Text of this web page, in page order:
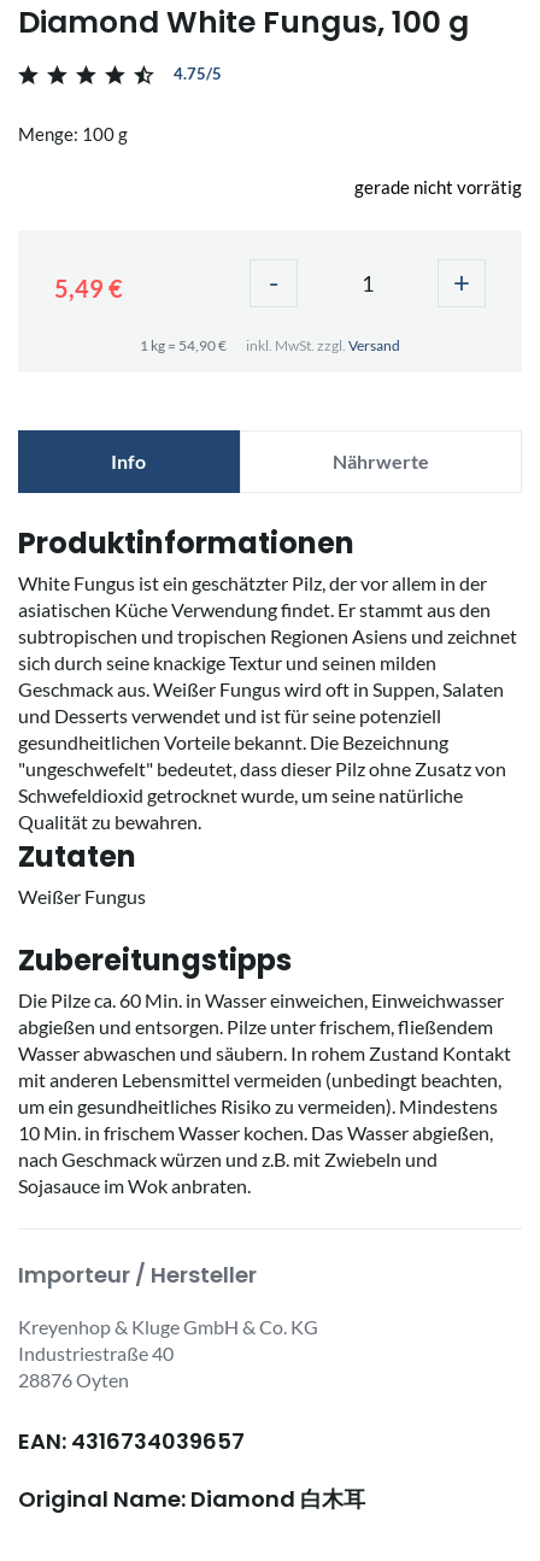
Diamond White Fungus, 100 g
4.75/5
Menge: 100 g
gerade nicht vorrätig
5,49 € - +
1 kg = 54,90 € inkl. MwSt. zzgl. Versand
Info Nährwerte
Produktinformationen
White Fungus ist ein geschätzter Pilz, der vor allem in der
asiatischen Küche Verwendung findet. Er stammt aus den
subtropischen und tropischen Regionen Asiens und zeichnet
sich durch seine knackige Textur und seinen milden
Geschmack aus. Weißer Fungus wird oft in Suppen, Salaten
und Desserts verwendet und ist für seine potenziell
gesundheitlichen Vorteile bekannt. Die Bezeichnung
"ungeschwefelt" bedeutet, dass dieser Pilz ohne Zusatz von
Schwefeldioxid getrocknet wurde, um seine natürliche
Qualität zu bewahren.
Zutaten
Weißer Fungus
Zubereitungstipps
Die Pilze ca. 60 Min. in Wasser einweichen, Einweichwasser
abgießen und entsorgen. Pilze unter frischem, fließendem
Wasser abwaschen und säubern. In rohem Zustand Kontakt
mit anderen Lebensmittel vermeiden (unbedingt beachten,
um ein gesundheitliches Risiko zu vermeiden). Mindestens
10 Min. in frischem Wasser kochen. Das Wasser abgießen,
nach Geschmack würzen und z.B. mit Zwiebeln und
Sojasauce im Wok anbraten.
Importeur / Hersteller
Kreyenhop & Kluge GmbH & Co. KG
Industriestraße 40
28876 Oyten
EAN: 4316734039657
Original Name: Diamond 白木耳